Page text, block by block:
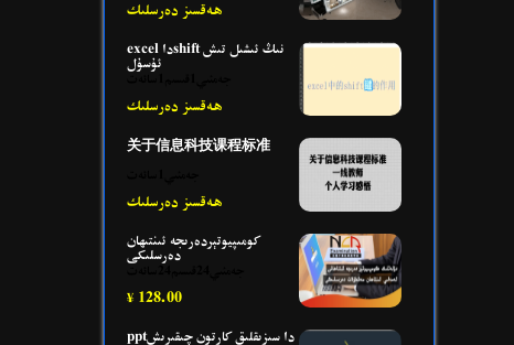
ھەقسىز دەرسلىك
excel داshift نىڭ ئىشىل تىش
ئۇسۇل
ھەقسىز دەرسلىك
关于信息科技课程标准
ھەقسىز دەرسلىك
كومىپيوتېردەرىجە ئىنتىھان
دەرسلىكى
¥ 128.00
pptدا سىزىقلىق كارتون چىقىرىش